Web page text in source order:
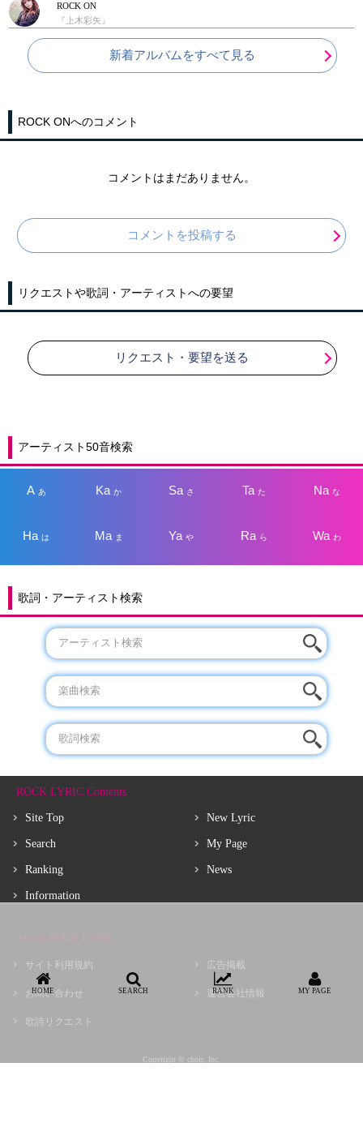
ROCK ON
『上木彩矢』
新着アルバムをすべて見る
ROCK ONへのコメント
コメントはまだありません。
コメントを投稿する
リクエストや歌詞・アーティストへの要望
リクエスト・要望を送る
アーティスト50音検索
A あ Kaか Sa さ Taた Na な
Haは Ma ま Yaや Ra ら Wa わ
歌詞・アーティスト検索
ROCK LYRIC Contents
Site Top
Search
Ranking
Information
New Lyric
My Page
News
About ROCK LYRIC
サイト利用規約
お問い合わせ
歌詩リクエスト
広告掲載
運営会社情報
Copyright © choir, Inc.
HOME SEARCH RANK MY PAGE